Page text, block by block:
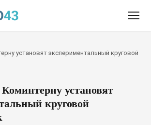
установят экспериментальный круговой
установят
круговой